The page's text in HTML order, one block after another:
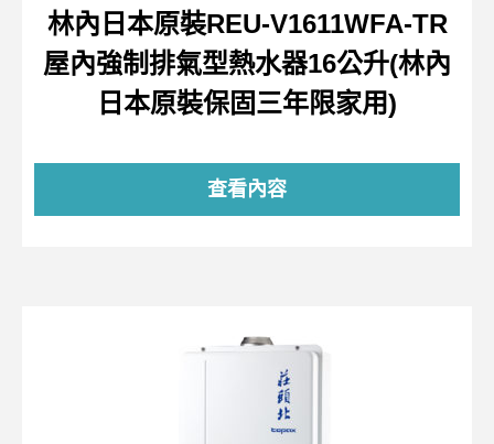
林內日本原裝REU-V1611WFA-TR
屋內強制排氣型熱水器16公升(林內
日本原裝保固三年限家用)
查看內容